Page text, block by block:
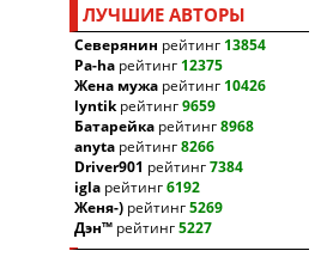
ЛУЧШИЕ АВТОРЫ
Северянин рейтинг 13854
Pa-ha рейтинг 12375
Жена мужа рейтинг 10426
lyntikрейтинг9659
Батарейка рейтинг8968
anyta рейтинг8266
Driver901 рейтинг7384
igla рейтинг6192
Женя-) рейтинг5269
Дэн™ рейтинг5227